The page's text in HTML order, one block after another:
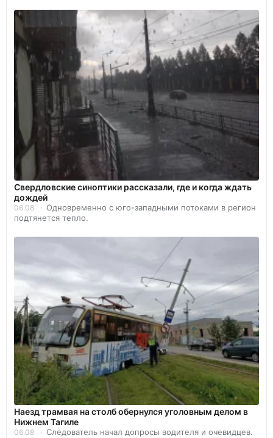
Свердловские синоптики рассказали, где и когда ждать
дождей
06.08
Одновременно с юго-западными потоками в регион
подтянется тепло.
Наезд трамвая на столб обернулся уголовным делом в
Нижнем Тагиле
06.08 Следователь начал допросы водителя и очевидцев.